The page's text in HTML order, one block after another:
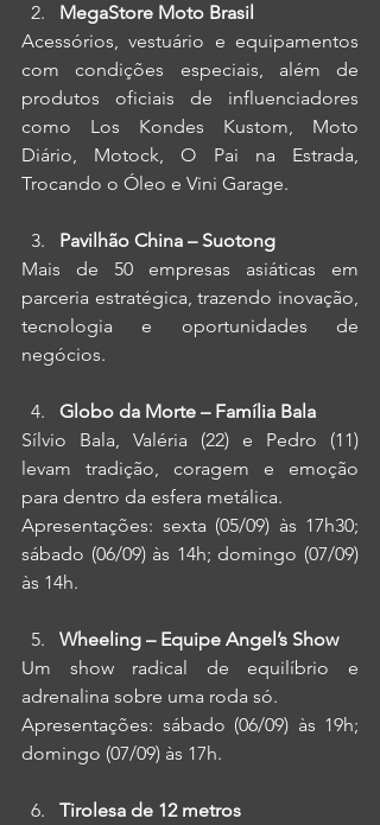
MegaStore Moto Brasil
Acessórios, vestuário e equipamentos
com condições especiais, além de
produtos oficiais de influenciadores
como Los Kondes Kustom, Moto
Diário, Motock, O Pai na Estrada,
Trocando o Óleo e Vini Garage.
Pavilhão China – Suotong
Mais de 50 empresas asiáticas em
parceria estratégica, trazendo inovação,
tecnologia e oportunidades de
negócios.
Globo da Morte – Família Bala
Sílvio Bala, Valéria (22) e Pedro (11)
levam tradição, coragem e emoção
para dentro da esfera metálica.
Apresentações: sexta (05/09) às 17h30;
sábado (06/09) às 14h; domingo (07/09)
às 14h.
Wheeling – Equipe Angel’s Show
Um show radical de equilíbrio e
adrenalina sobre uma roda só.
Apresentações: sábado (06/09) às 19h;
domingo (07/09) às 17h.
Tirolesa de 12 metros